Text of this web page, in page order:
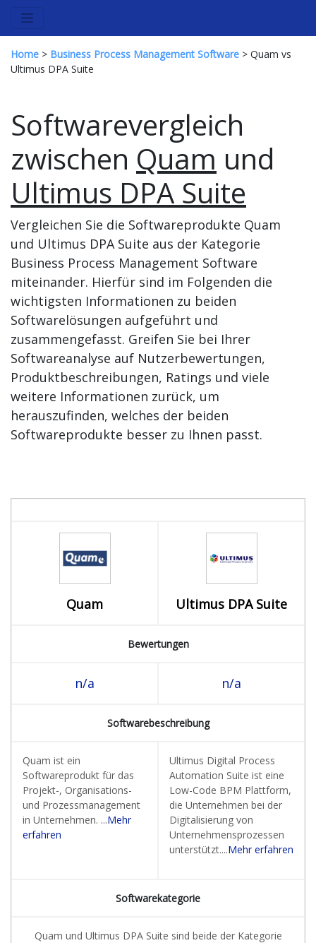
Home > Business Process Management Software > Quam vs
Ultimus DPA Suite
Softwarevergleich
zwischen Quam und
Ultimus DPA Suite
Vergleichen Sie die Softwareprodukte Quam
und Ultimus DPA Suite aus der Kategorie
Business Process Management Software
miteinander. Hierfür sind im Folgenden die
wichtigsten Informationen zu beiden
Softwarelösungen aufgeführt und
zusammengefasst. Greifen Sie bei Ihrer
Softwareanalyse auf Nutzerbewertungen,
Produktbeschreibungen, Ratings und viele
weitere Informationen zurück, um
herauszufinden, welches der beiden
Softwareprodukte besser zu Ihnen passt.
Quam Ultimus DPA Suite
Bewertungen
n/a n/a
Softwarebeschreibung
Quam ist ein
Softwareprodukt für das
Projekt-, Organisations-
und Prozessmanagement
in Unternehmen. ...Mehr
erfahren
Ultimus Digital Process
Automation Suite ist eine
Low-Code BPM Plattform,
die Unternehmen bei der
Digitalisierung von
Unternehmensprozessen
unterstützt....Mehr erfahren
Softwarekategorie
Quam und Ultimus DPA Suite sind beide der Kategorie